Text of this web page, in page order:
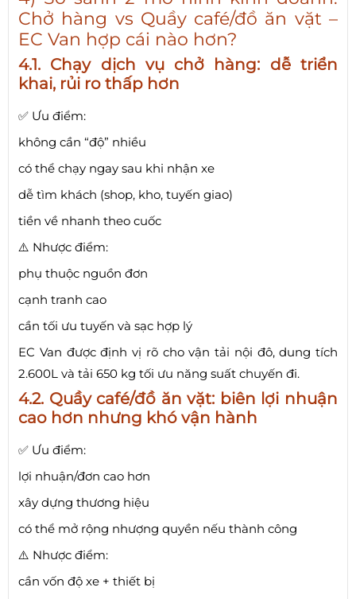
Chở hàng vs Quầy café/đồ ăn vặt –
EC Van hợp cái nào hơn?
4.1. Chạy dịch vụ chở hàng: dễ triển
khai, rủi ro thấp hơn
✅ Ưu điểm:
không cần “độ” nhiều
có thể chạy ngay sau khi nhận xe
dễ tìm khách (shop, kho, tuyến giao)
tiền về nhanh theo cuốc
⚠️ Nhược điểm:
phụ thuộc nguồn đơn
cạnh tranh cao
cần tối ưu tuyến và sạc hợp lý
EC Van được định vị rõ cho vận tải nội đô, dung tích
2.600L và tải 650 kg tối ưu năng suất chuyến đi.
4.2. Quầy café/đồ ăn vặt: biên lợi nhuận
cao hơn nhưng khó vận hành
✅ Ưu điểm:
lợi nhuận/đơn cao hơn
xây dựng thương hiệu
có thể mở rộng nhượng quyền nếu thành công
⚠️ Nhược điểm:
cần vốn độ xe + thiết bị